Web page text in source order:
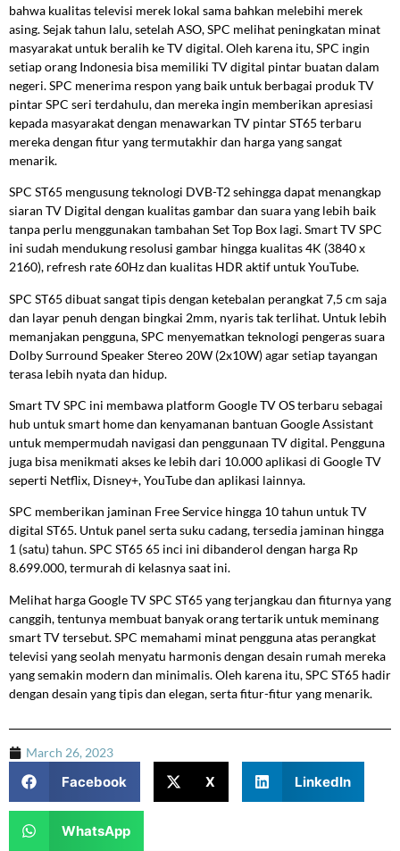
bahwa kualitas televisi merek lokal sama bahkan melebihi merek
asing. Sejak tahun lalu, setelah ASO, SPC melihat peningkatan minat
masyarakat untuk beralih ke TV digital. Oleh karena itu, SPC ingin
setiap orang Indonesia bisa memiliki TV digital pintar buatan dalam
negeri. SPC menerima respon yang baik untuk berbagai produk TV
pintar SPC seri terdahulu, dan mereka ingin memberikan apresiasi
kepada masyarakat dengan menawarkan TV pintar ST65 terbaru
mereka dengan fitur yang termutakhir dan harga yang sangat
menarik.
SPC ST65 mengusung teknologi DVB-T2 sehingga dapat menangkap
siaran TV Digital dengan kualitas gambar dan suara yang lebih baik
tanpa perlu menggunakan tambahan Set Top Box lagi. Smart TV SPC
ini sudah mendukung resolusi gambar hingga kualitas 4K (3840 x
2160), refresh rate 60Hz dan kualitas HDR aktif untuk YouTube.
SPC ST65 dibuat sangat tipis dengan ketebalan perangkat 7,5 cm saja
dan layar penuh dengan bingkai 2mm, nyaris tak terlihat. Untuk lebih
memanjakan pengguna, SPC menyematkan teknologi pengeras suara
Dolby Surround Speaker Stereo 20W (2x10W) agar setiap tayangan
terasa lebih nyata dan hidup.
Smart TV SPC ini membawa platform Google TV OS terbaru sebagai
hub untuk smart home dan kenyamanan bantuan Google Assistant
untuk mempermudah navigasi dan penggunaan TV digital. Pengguna
juga bisa menikmati akses ke lebih dari 10.000 aplikasi di Google TV
seperti Netflix, Disney+, YouTube dan aplikasi lainnya.
SPC memberikan jaminan Free Service hingga 10 tahun untuk TV
digital ST65. Untuk panel serta suku cadang, tersedia jaminan hingga
1 (satu) tahun. SPC ST65 65 inci ini dibanderol dengan harga Rp
8.699.000, termurah di kelasnya saat ini.
Melihat harga Google TV SPC ST65 yang terjangkau dan fiturnya yang
canggih, tentunya membuat banyak orang tertarik untuk meminang
smart TV tersebut. SPC memahami minat pengguna atas perangkat
televisi yang seolah menyatu harmonis dengan desain rumah mereka
yang semakin modern dan minimalis. Oleh karena itu, SPC ST65 hadir
dengan desain yang tipis dan elegan, serta fitur-fitur yang menarik.
March 26, 2023
Facebook X LinkedIn
WhatsApp